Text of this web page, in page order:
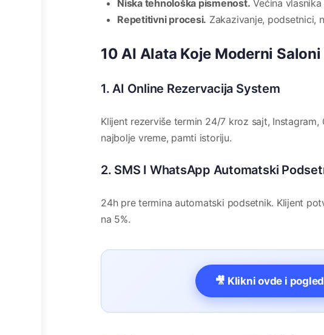
Niska tehnološka pismenost. Većina
Repetitivni procesi. Zakazivanje, podsetnici,
10 AI Alata Koje Moderni
1. AI Online Rezervacija System
Klijent rezerviše termin 24/7 kroz sajt,
najbolje vreme, pamti istoriju.
2. SMS I WhatsApp Automatski
24h pre termina automatski podsetnik. Klijent
na 5%.
🎥 Klikni ovde i